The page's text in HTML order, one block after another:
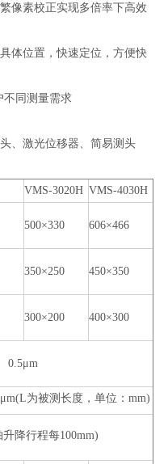
像素校正实现多倍率下高效
体位置，快速定位，方便快
不同测量需求
、激光位移器、简易测头
VMS-3020H VMS-4030H
500×330 606×466
350×250 450×350
300×200 400×300
0.5μm
μm(L为被测长度，单位： mm)
升降行程每100mm)